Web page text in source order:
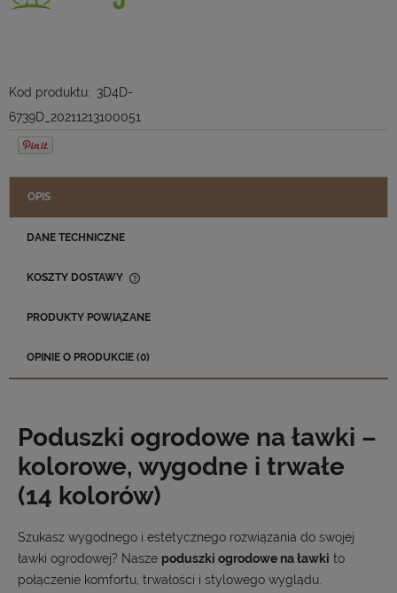
Kod produktu: 3D4D-
6739D_20211213100051
OPIS
DANE TECHNICZNE
KOSZTY DOSTAWY
PRODUKTY POWIĄZANE
OPINIE O PRODUKCIE (0)
Poduszki ogrodowe na ławki –
kolorowe, wygodne i trwałe
(14 kolorów)
Szukasz wygodnego i estetycznego rozwiązania do swojej
ławki ogrodowej? Nasze poduszki ogrodowe na ławki to
połączenie komfortu, trwałości i stylowego wyglądu.